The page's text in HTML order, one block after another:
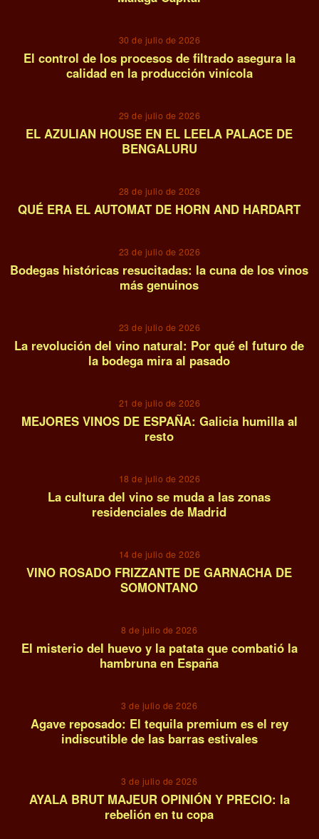
30 de julio de 2026
El control de los procesos de filtrado asegura la
calidad en la producción vinícola
29 de julio de 2026
EL AZULIAN HOUSE EN EL LEELA PALACE DE
BENGALURU
28 de julio de 2026
QUÉ ERA EL AUTOMAT DE HORN AND HARDART
06
23 de julio de 2026
Bodegas históricas resucitadas: la cuna de los vinos
más genuinos
23 de julio de 2026
La revolución del vino natural: Por qué el futuro de
la bodega mira al pasado
21 de julio de 2026
MEJORES VINOS DE ESPAÑA: Galicia humilla al
resto
18 de julio de 2026
La cultura del vino se muda a las zonas
residenciales de Madrid
14 de julio de 2026
VINO ROSADO FRIZZANTE DE GARNACHA DE
SOMONTANO
8 de julio de 2026
El misterio del huevo y la patata que combatió la
hambruna en España
3 de julio de 2026
Agave reposado: El tequila premium es el rey
indiscutible de las barras estivales
3 de julio de 2026
AYALA BRUT MAJEUR OPINIÓN Y PRECIO: la
rebelión en tu copa